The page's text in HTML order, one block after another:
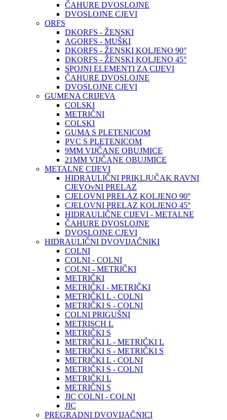
ČAHURE DVOSLOJNE
DVOSLOJNE CJEVI
ORFS
DKORFS - ŽENSKI
AGORFS - MUŠKI
DKORFS - ŽENSKI KOLJENO 90°
DKORFS - ŽENSKI KOLJENO 45°
SPOJNI ELEMENTI ZA CIJEVI
ČAHURE DVOSLOJNE
DVOSLOJNE CJEVI
GUMENA CRIJEVA
COLSKI
METRIČNI
COLSKI
GUMA S PLETENICOM
PVC S PLETENICOM
9MM VIJČANE OBUJMICE
21MM VIJČANE OBUJMICE
METALNE CIJEVI
HIDRAULIČNI PRIKLJUČAK RAVNI
CJEVOvNI PRELAZ
CJELOVNI PRELAZ KOLJENO 90°
CJELOVNI PRELAZ KOLJENO 45°
HIDRAULIČNE CIJEVI - METALNE
ČAHURE DVOSLOJNE
DVOSLOJNE CJEVI
HIDRAULIČNI DVOVIJAČNIKI
COLNI
COLNI - COLNI
COLNI - METRIČKI
METRIČKI
METRIČKI - METRIČKI
METRIČKI L - COLNI
METRIČKI S - COLNI
COLNI PRIGUŠNI
METRISCH L
METRIČKI S
METRIČKI L - METRIČKI L
METRIČKI S - METRIČKI S
METRIČKI L - COLNI
METRIČKI S - COLNI
METRIČKI L
METRIČNI S
JIC COLNI - COLNI
JIC
PREGRADNI DVOVIJAČNICI